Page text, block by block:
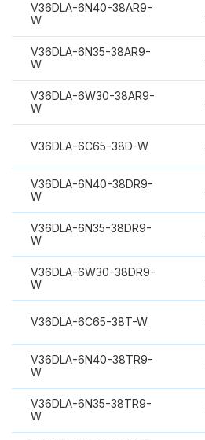
V36DLA-6N40-38AR9-
W
V36DLA-6N35-38AR9-
W
V36DLA-6W30-38AR9-
W
V36DLA-6C65-38D-W
V36DLA-6N40-38DR9-
W
V36DLA-6N35-38DR9-
W
V36DLA-6W30-38DR9-
W
V36DLA-6C65-38T-W
V36DLA-6N40-38TR9-
W
V36DLA-6N35-38TR9-
W